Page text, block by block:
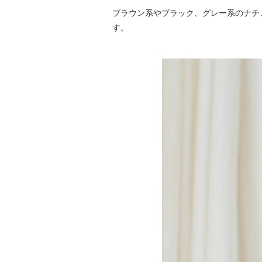
ブラウン系やブラック、グレー系のナ
す。